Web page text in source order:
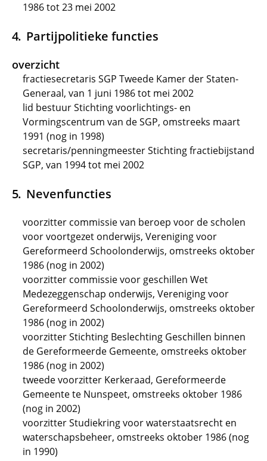
1986 tot 23 mei 2002
Partijpolitieke functies
overzicht
fractiesecretaris SGP Tweede Kamer der Staten-
Generaal, van 1 juni 1986 tot mei 2002
lid bestuur Stichting voorlichtings- en
Vormingscentrum van de SGP, omstreeks maart
1991 (nog in 1998)
secretaris/penningmeester Stichting fractiebijstand
SGP, van 1994 tot mei 2002
Nevenfuncties
voorzitter commissie van beroep voor de scholen
voor voortgezet onderwijs, Vereniging voor
Gereformeerd Schoolonderwijs, omstreeks oktober
1986 (nog in 2002)
voorzitter commissie voor geschillen Wet
Medezeggenschap onderwijs, Vereniging voor
Gereformeerd Schoolonderwijs, omstreeks oktober
1986 (nog in 2002)
voorzitter Stichting Beslechting Geschillen binnen
de Gereformeerde Gemeente, omstreeks oktober
1986 (nog in 2002)
tweede voorzitter Kerkeraad, Gereformeerde
Gemeente te Nunspeet, omstreeks oktober 1986
(nog in 2002)
voorzitter Studiekring voor waterstaatsrecht en
waterschapsbeheer, omstreeks oktober 1986 (nog
in 1990)